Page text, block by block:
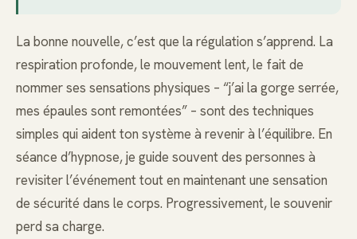
La bonne nouvelle, c’est que la régulation s’apprend. La
respiration profonde, le mouvement lent, le fait de
nommer ses sensations physiques – “j’ai la gorge serrée,
mes épaules sont remontées” – sont des techniques
simples qui aident ton système à revenir à l’équilibre. En
séance d’hypnose, je guide souvent des personnes à
revisiter l’événement tout en maintenant une sensation
de sécurité dans le corps. Progressivement, le souvenir
perd sa charge.